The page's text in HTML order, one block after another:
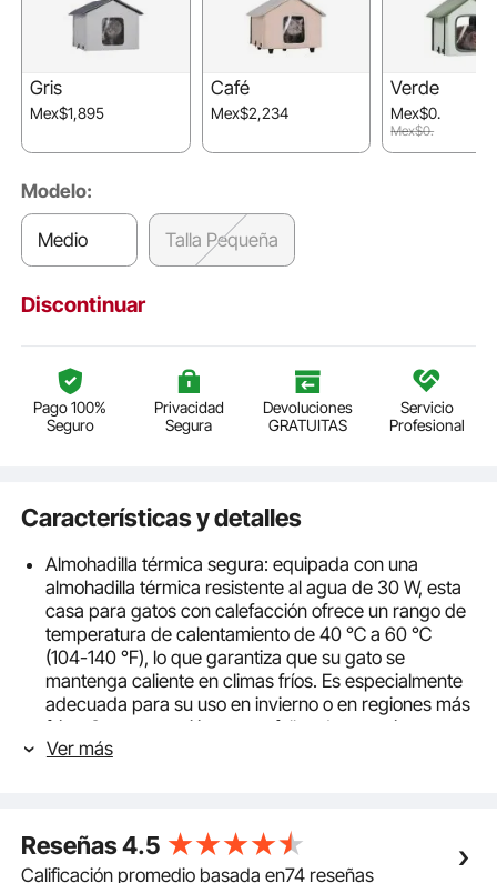
Gris
Mex$1,895
Café
Mex$2,234
Verde
Mex$0.
Mex$0.
Modelo:
Medio Talla Pequeña
Discontinuar
Pago 100%
Seguro
Privacidad
Segura
Devoluciones
GRATUITAS
Servicio
Profesional
Características y detalles
Almohadilla térmica segura: equipada con una
almohadilla térmica resistente al agua de 30 W, esta
casa para gatos con calefacción ofrece un rango de
temperatura de calentamiento de 40 ℃ a 60 ℃
(104-140 ℉), lo que garantiza que su gato se
mantenga caliente en climas fríos. Es especialmente
adecuada para su uso en invierno o en regiones más
frías. Con protección contra fallas de energía
incorporada y un termostato inteligente, puede
térmica.
Aislamiento potente: el interior utiliza materiales de
Ver más
Reseñas4.5
Calificación promedio basada en74 reseñas